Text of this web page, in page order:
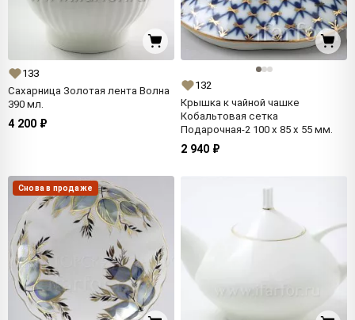
133
Сахарница Золотая лента Волна
390 мл.
4 200 ₽
132
Крышка к чайной чашке
Кобальтовая сетка
Подарочная-2 100 x 85 x 55 мм.
2 940 ₽
Снова в продаже